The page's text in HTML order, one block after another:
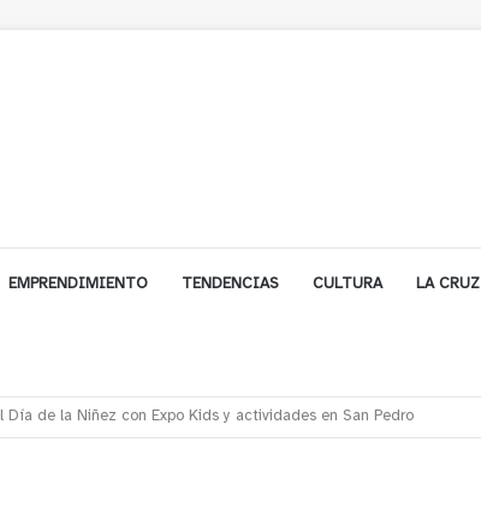
EMPRENDIMIENTO TENDENCIAS CULTURA LA CRUZ
de más de $125 millones para mejorar el sector El Polígono